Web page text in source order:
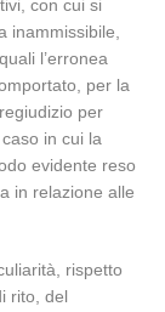
con cui si
inammissibile,
l’erronea
per la
per
in cui la
evidente reso
in relazione alle
rispetto
rito, del